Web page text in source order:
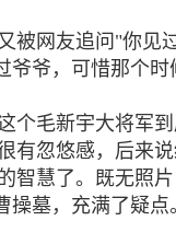
被网友追问"你见
爷爷，可惜那个
个毛新宇大将军
有忽悠感，后来
智慧了。既无照
墓，充满了疑点